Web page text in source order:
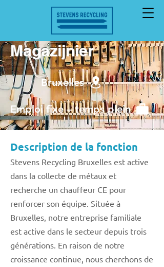
Magazijnier
Bruxelles
Emploi fixe – temps plein
Description de la fonction
Stevens Recycling Bruxelles est active
dans la collecte de métaux et
recherche un chauffeur CE pour
renforcer son équipe. Située à
Bruxelles, notre entreprise familiale
est active dans le secteur depuis trois
générations. En raison de notre
croissance continue, nous cherchons de